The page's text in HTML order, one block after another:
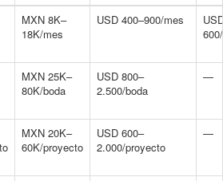
MXN 8K–
18K/mes
USD 400–900/mes
MXN 25K–
80K/boda
USD 800–
2.500/boda
—
MXN 20K–
60K/proyecto
USD 600–
2.000/proyecto
—